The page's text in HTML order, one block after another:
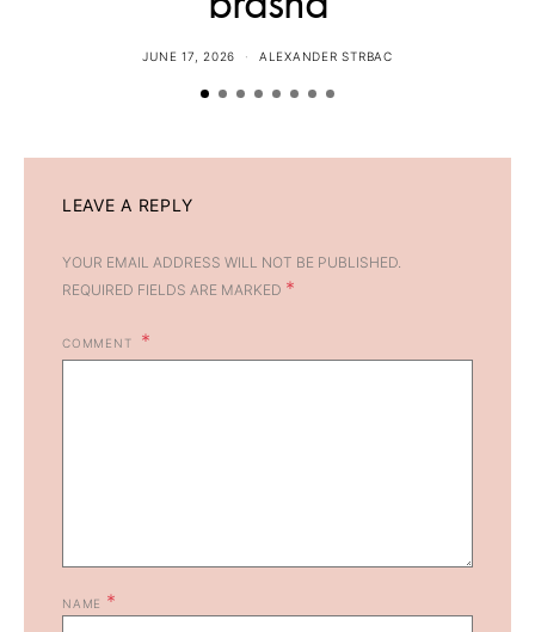
JUNE 17, 2026 ALEXANDER STRBAC
LEAVE A REPLY
YOUR EMAIL ADDRESS WILL NOT BE PUBLISHED.
REQUIRED FIELDS ARE MARKED *
COMMENT
NAME *